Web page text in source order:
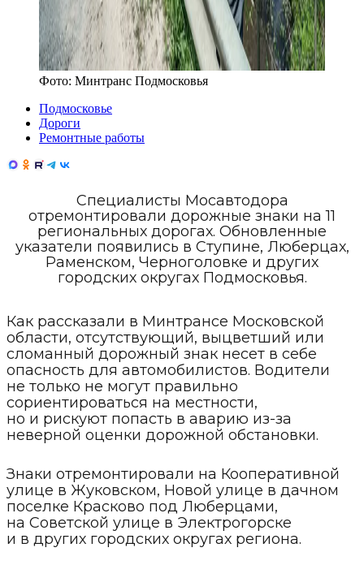
Фото: Минтранс Подмосковья
Подмосковье
Дороги
Ремонтные работы
Специалисты Мосавтодора
отремонтировали дорожные знаки на 11
региональных дорогах. Обновленные
указатели появились в Ступине, Люберцах,
Раменском, Черноголовке и других
городских округах Подмосковья.
Как рассказали в Минтрансе Московской
области, отсутствующий, выцветший или
сломанный дорожный знак несет в себе
опасность для автомобилистов. Водители
не только не могут правильно
сориентироваться на местности,
но и рискуют попасть в аварию из-за
неверной оценки дорожной обстановки.
Знаки отремонтировали на Кооперативной
улице в Жуковском, Новой улице в дачном
поселке Красково под Люберцами,
на Советской улице в Электрогорске
и в других городских округах региона.